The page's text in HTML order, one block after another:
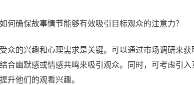
何确保故事情节能够有效吸引目标观众的注意力？
众的兴趣和心理需求是关键。可以通过市场调研来
合幽默感或情感共鸣来吸引观众。同时，可考虑引
升他们的观看兴趣。